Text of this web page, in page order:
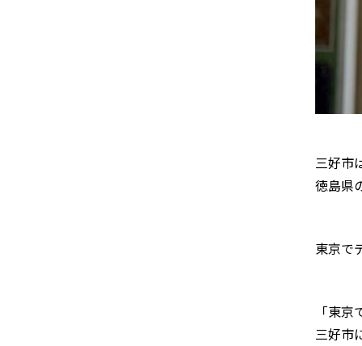
三好市
徳島県
東京で
「東
三好市